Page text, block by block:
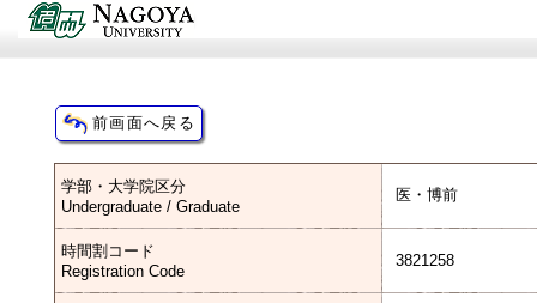
学部・大学院区分
Undergraduate / Graduate
医・博前
時間割コード
Registration Code
3821258